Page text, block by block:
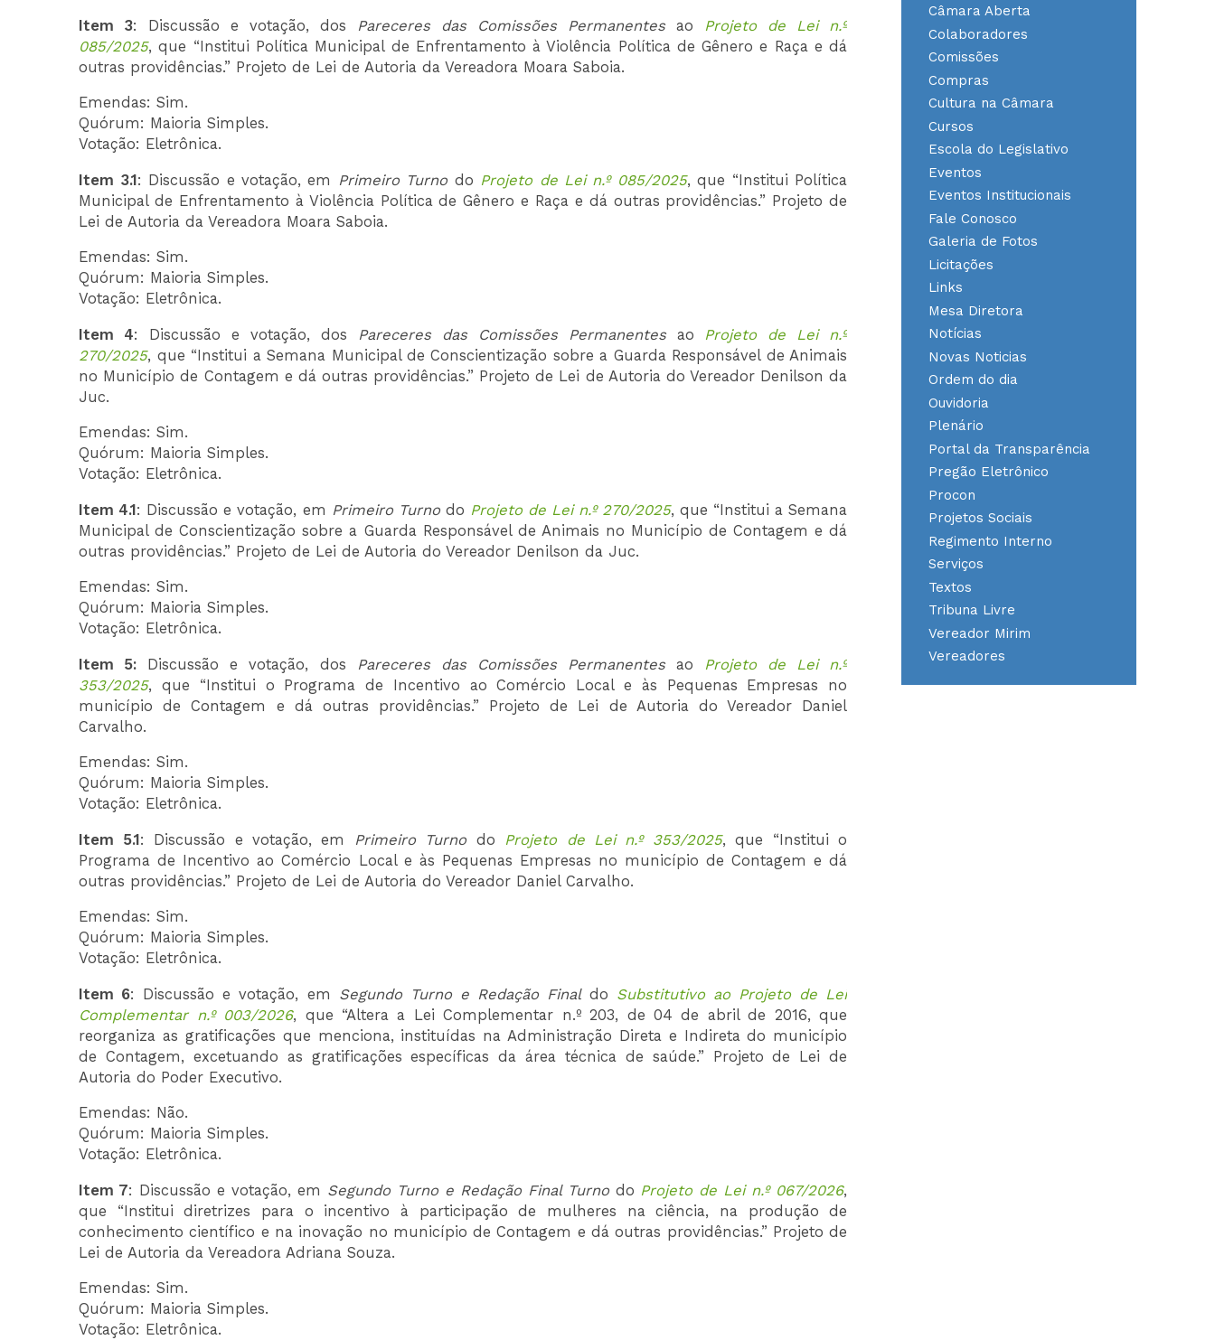
Item 3: Discussão e votação, dos Pareceres das Comissões Permanentesao Projeto de Lei n.º
085/2025, que “Institui Política Municipal de Enfrentamento à Violência Política de Gênero e Raça e dá
outras providências.” Projeto de Lei de Autoria da Vereadora Moara Saboia.
Emendas: Sim.
Quórum: Maioria Simples.
Votação: Eletrônica.
Item 3.1: Discussão e votação, em Primeiro Turno do Projeto de Lei n.º 085/2025, que “Institui Política
Municipal de Enfrentamento à Violência Política de Gênero e Raça e dá outras providências.” Projeto de
Lei de Autoria da Vereadora Moara Saboia.
Emendas: Sim.
Quórum: Maioria Simples.
Votação: Eletrônica.
Item 4: Discussão e votação, dos Pareceres das Comissões Permanentes ao Projeto de Lei n.º
270/2025, que “Institui a Semana Municipal de Conscientização sobre a Guarda Responsável de Animais
no Município de Contagem e dá outras providências.” Projeto de Lei de Autoria do Vereador Denilson da
Juc.
Emendas: Sim.
Quórum: Maioria Simples.
Votação: Eletrônica.
Item 4.1: Discussão e votação, em Primeiro Turnodo Projeto de Lei n.º 270/2025, que “Institui a Semana
Municipal de Conscientização sobre a Guarda Responsável de Animais no Município de Contagem e dá
outras providências.” Projeto de Lei de Autoria do Vereador Denilson da Juc.
Emendas: Sim.
Quórum: Maioria Simples.
Votação: Eletrônica.
Item 5: Discussão e votação, dos Pareceres das Comissões Permanentes ao
Projeto de Lei n.º
353/2025, que “Institui o Programa de Incentivo ao Comércio Local e às Pequenas Empresas no
município de Contagem e dá outras providências.” Projeto de Lei de Autoria do Vereador Daniel
Carvalho.
Emendas: Sim.
Quórum: Maioria Simples.
Votação: Eletrônica.
Item 5.1: Discussão e votação, em Primeiro Turno do Projeto de Lei n.º 353/2025, que “Institui o
Programa de Incentivo ao Comércio Local e às Pequenas Empresas no município de Contagem e dá
outras providências.” Projeto de Lei de Autoria do Vereador Daniel Carvalho.
Emendas: Sim.
Quórum: Maioria Simples.
Votação: Eletrônica.
Item 6: Discussão e votação, em Segundo Turno e Redação Finaldo Substitutivo ao Projeto de Lei
Complementar n.º 003/2026, que “Altera a Lei Complementar n.º 203, de 04 de abril de 2016, que
reorganiza as gratificações que menciona, instituídas na Administração Direta e Indireta do município
de Contagem, excetuando as gratificações específicas da área técnica de saúde.” Projeto de Lei de
Autoria do Poder Executivo.
Emendas: Não.
Quórum: Maioria Simples.
Votação: Eletrônica.
Item 7: Discussão e votação, em Segundo Turno e Redação Final Turnodo Projeto de Lei n.º 067/2026,
que “Institui diretrizes para o incentivo à participação de mulheres na ciência, na produção de
conhecimento científico e na inovação no município de Contagem e dá outras providências.” Projeto de
Lei de Autoria da Vereadora Adriana Souza.
Emendas: Sim.
Quórum: Maioria Simples.
Votação: Eletrônica.
Câmara Aberta
Colaboradores
Comissões
Compras
Cultura na Câmara
Cursos
Escola do Legislativo
Eventos
Eventos Institucionais
Fale Conosco
Galeria de Fotos
Licitações
Links
Mesa Diretora
Notícias
Novas Noticias
Ordem do dia
Ouvidoria
Plenário
Portal da Transparência
Pregão Eletrônico
Procon
Projetos Sociais
Regimento Interno
Serviços
Textos
Tribuna Livre
Vereador Mirim
Vereadores